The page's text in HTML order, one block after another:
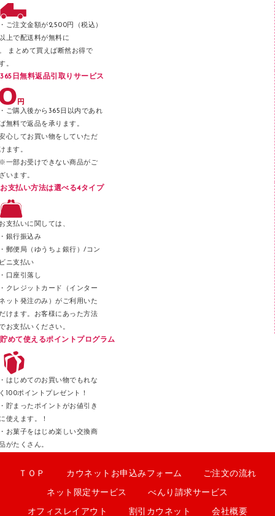
パンチ
はさみ
テープカッター
その他文具
セロハンテープ
スティックのり
クリップ
カッター
ご注文金額が2,500円（税込）
上で配送料が無料に
まとめて買えば断然お得で
。
365日無料返品引取りサービス
ご購入後から365日以内であれ
無料で返品を承ります。
心してお買い物をしていただ
ます。
一部お受けできない商品がご
います。
お支払い方法は選べる4タイプ
支払いに関しては、
銀行振込み
郵便局（ゆうちょ銀行）/コン
ニ支払い
口座引落し
クレジットカード（インター
ット発注のみ）がご利用いた
けます。お客様にあった方法
お支払いください。
貯めて使えるポイントプログラム
はじめてのお買い物でもれな
100ポイントプレゼント！
貯まったポイントがお値引き
使えます。！
お菓子をはじめ楽しい交換商
がたくさん。
ＴＯＰ カウネットお申込みフォーム ご注文の流れ
ネット限定サービス べんり請求サービス
オフィスレイアウト 割引カウネット 会社概要